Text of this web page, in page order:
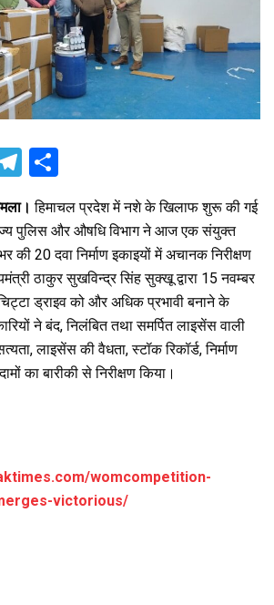
T
el
e
gr
a
m
ar
e
हिमाचल प्रदेश में नशे के खिलाफ शुरू की गई
पुलिस और औषधि विभाग ने आज एक संयुक्त
की 20 दवा निर्माण इकाइयों में अचानक निरीक्षण
ठाकुर सुखविन्द्र सिंह सुक्खू द्वारा 15 नवम्बर
ड्राइव को और अधिक प्रभावी बनाने के
ने बंद, निलंबित तथा समर्पित लाइसेंस वाली
लाइसेंस की वैधता, स्टॉक रिकॉर्ड, निर्माण
का बारीकी से निरीक्षण किया।
womcompetition-
victorious/